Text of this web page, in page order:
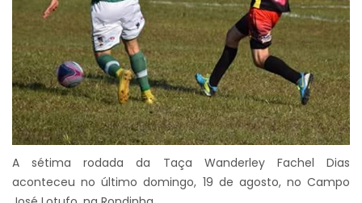
A sétima rodada da Taça Wanderley Fachel Dias
aconteceu no último domingo, 19 de agosto, no Campo